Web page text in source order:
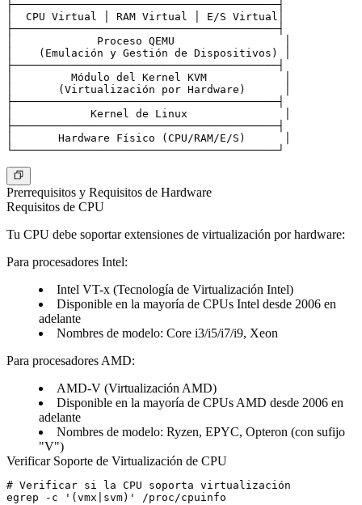
├─────────────────────────────────────────┤
│  CPU Virtual │ RAM Virtual │ E/S Virtual│
├─────────────────────────────────────────┤
│             Proceso QEMU                 │
│    (Emulación y Gestión de Dispositivos) │
├─────────────────────────────────────────┤
│         Módulo del Kernel KVM            │
│       (Virtualización por Hardware)      │
├─────────────────────────────────────────┤
│            Kernel de Linux               │
├─────────────────────────────────────────┤
│       Hardware Físico (CPU/RAM/E/S)      │
Prerrequisitos y Requisitos de Hardware
Requisitos de CPU
Tu CPU debe soportar extensiones de virtualización por hardware:
Para procesadores Intel:
Intel VT-x (Tecnología de Virtualización Intel)
Disponible en la mayoría de CPUs Intel desde 2006 en
adelante
Nombres de modelo: Core i3/i5/i7/i9, Xeon
Para procesadores AMD:
AMD-V (Virtualización AMD)
Disponible en la mayoría de CPUs AMD desde 2006 en
adelante
Nombres de modelo: Ryzen, EPYC, Opteron (con sufijo
"V")
Verificar Soporte de Virtualización de CPU
# Verificar si la CPU soporta virtualización
egrep -c '(vmx|svm)' /proc/cpuinfo